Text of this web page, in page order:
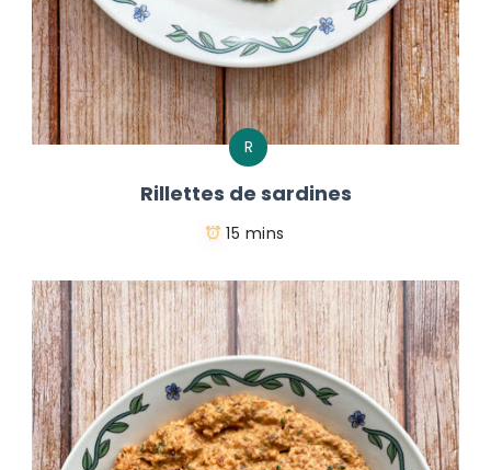
R
Rillettes de sardines
15 mins